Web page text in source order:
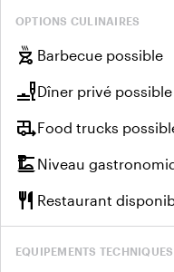
OPTIONS CULINAIRES
outdoor_grill Barbecue possible
brunch_diningDîner privé possible
rv_hookupFood trucks
dinner_diningNiveau
restaurant Restaurant
EQUIPEMENTS TECHNIQUES